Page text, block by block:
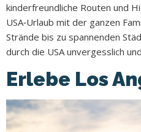
kinderfreundliche Routen und
USA‑Urlaub mit der ganzen
Strände bis zu spannenden
durch die USA unvergesslich
Erlebe Los